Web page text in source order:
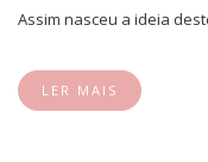
Assim nasceu a ideia
LER MAIS